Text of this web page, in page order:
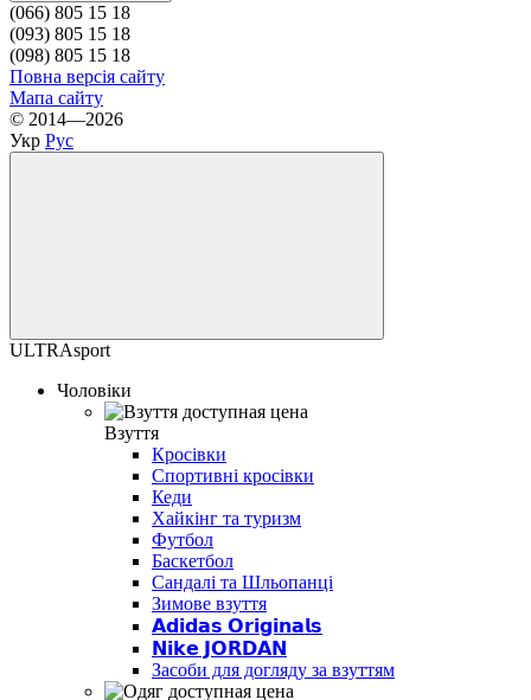
(066) 805 15 18
(093) 805 15 18
(098) 805 15 18
Повна версія сайту
Мапа сайту
© 2014—2026
Укр Рус
ULTRAsport
Чоловіки
Взуття
Кросівки
Спортивні кросівки
Кеди
Хайкінг та туризм
Футбол
Баскетбол
Сандалі та Шльопанці
Зимове взуття
𝗔𝗱𝗶𝗱𝗮𝘀 𝗢𝗿𝗶𝗴𝗶𝗻𝗮𝗹𝘀
𝗡𝗶𝗸𝗲 𝗝𝗢𝗥𝗗𝗔𝗡
Засоби для догляду за взуттям